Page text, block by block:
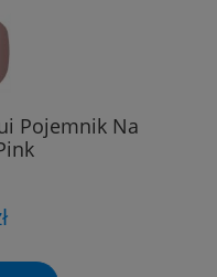
Pojemnik Na